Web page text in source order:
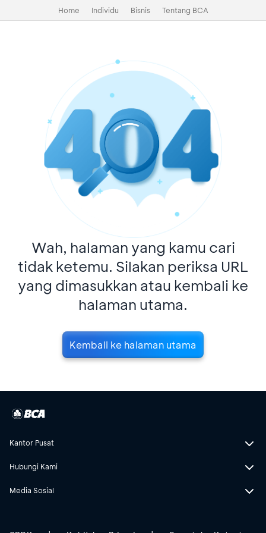
Home Individu Bisnis Tentang BCA
Wah, halaman yang kamu cari
tidak ketemu. Silakan periksa URL
yang dimasukkan atau kembali ke
halaman utama.
Kembali ke halaman utama
Kantor Pusat
Hubungi Kami
Media Sosial